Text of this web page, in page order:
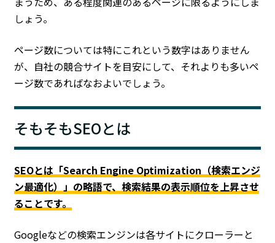
しょう。
ページ数については特にこれという数字はありません
が、自社の競合サイトを目安にして、それよりも多いペ
ージ数であればなおよいでしょう。
そもそもSEOとは
SEOとは「Search Engine Optimization（検索エンジ
ン最適化）」の略語で、検索結果の表示順位を上昇させ
ることです。
Googleなどの検索エンジンは各サイトにクローラーと